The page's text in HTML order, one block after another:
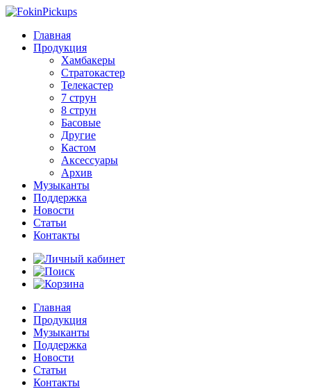
Главная
Продукция
Хамбакеры
Стратокастер
Телекастер
7 струн
8 струн
Басовые
Другие
Кастом
Аксессуары
Архив
Музыканты
Поддержка
Новости
Статьи
Контакты
Главная
Продукция
Музыканты
Поддержка
Новости
Статьи
Контакты